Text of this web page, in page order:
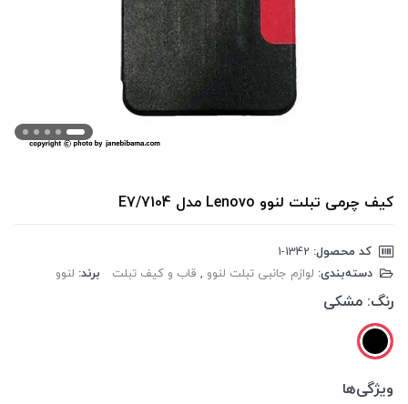
کیف چرمی تبلت لنوو Lenovo مدل E7/7104
کد محصول:
دسته‌بندی: لوازم جانبی تبلت لنوو , قاب و کیف تبلت برند: لنوو
رنگ: مشکی
ویژگی‌ها